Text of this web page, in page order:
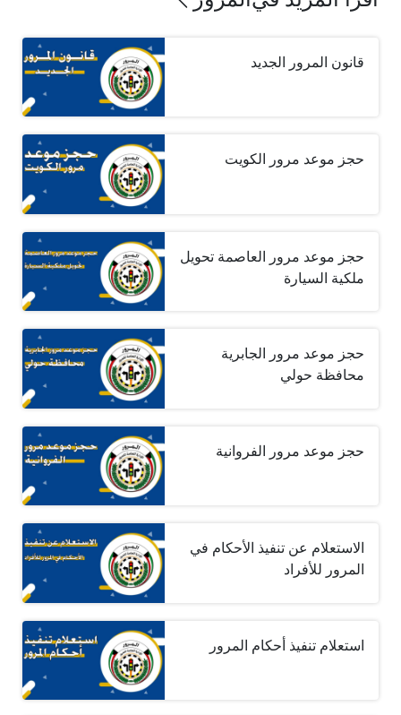
قانون المرور الجديد
حجز موعد مرور الكويت
حجز موعد مرور العاصمة تحويل
ملكية السيارة
حجز موعد مرور الجابرية
محافظة حولي
حجز موعد مرور الفروانية
الاستعلام عن تنفيذ الأحكام في
المرور للأفراد
استعلام تنفيذ أحكام المرور